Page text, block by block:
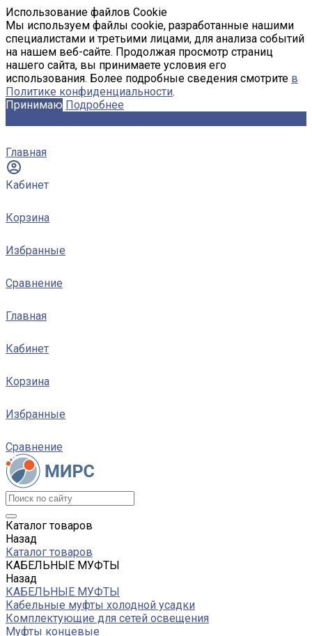
Использование файлов Cookie
Мы используем файлы cookie, разработанные нашими
специалистами и третьими лицами, для анализа событий
на нашем веб-сайте. Продолжая просмотр страниц
нашего сайта, вы принимаете условия его
использования. Более подробные сведения смотрите в
Политике конфиденциальности.
Принимаю Подробнее
Главная
Кабинет
Корзина
Избранные
Сравнение
Главная
Кабинет
Корзина
Избранные
Сравнение
Каталог товаров
Назад
Каталог товаров
КАБЕЛЬНЫЕ МУФТЫ
Назад
КАБЕЛЬНЫЕ МУФТЫ
Кабельные муфты холодной усадки
Комплектующие для сетей освещения
Муфты концевые